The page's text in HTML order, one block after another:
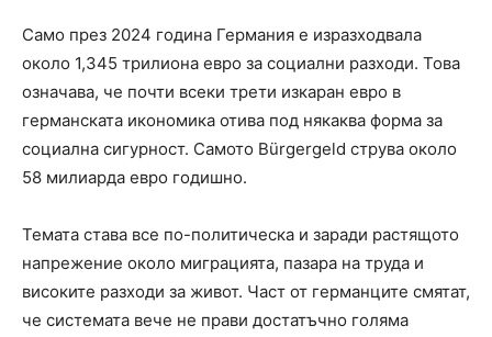
Само през 2024 година Германия е изразходвала
около 1,345 трилиона евро за социални разходи. Това
означава, че почти всеки трети изкаран евро в
германската икономика отива под някаква форма за
социална сигурност. Самото Bürgergeld струва около
58 милиарда евро годишно.
Темата става все по-политическа и заради растящото
напрежение около миграцията, пазара на труда и
високите разходи за живот. Част от германците смятат,
че системата вече не прави достатъчно голяма